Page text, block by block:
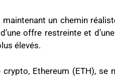
maintenant un chemin
offre restreinte et
élevés.
crypto, Ethereum (ETH),